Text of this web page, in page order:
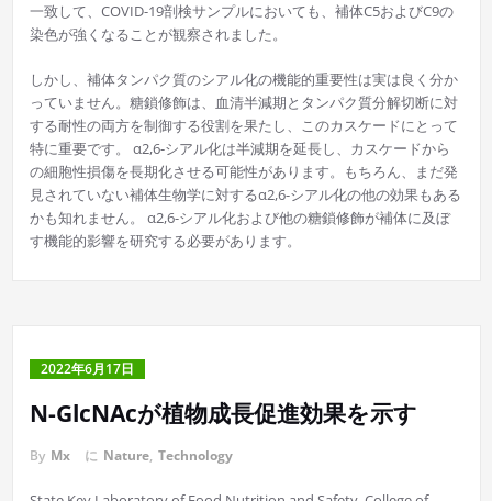
一致して、COVID-19剖検サンプルにおいても、補体C5およびC9の
染色が強くなることが観察されました。
しかし、補体タンパク質のシアル化の機能的重要性は実は良く分か
っていません。糖鎖修飾は、血清半減期とタンパク質分解切断に対
する耐性の両方を制御する役割を果たし、このカスケードにとって
特に重要です。 α2,6-シアル化は半減期を延長し、カスケードから
の細胞性損傷を長期化させる可能性があります。もちろん、まだ発
見されていない補体生物学に対するα2,6-シアル化の他の効果もある
かも知れません。 α2,6-シアル化および他の糖鎖修飾が補体に及ぼ
す機能的影響を研究する必要があります。
2022年6月17日
N-GlcNAcが植物成長促進効果を示す
By Mx に Nature, Technology